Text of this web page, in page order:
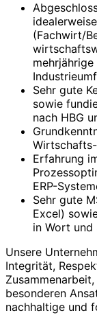
(Fachwirt/
Sehr gute
sowie
nach HBG
Erfahrung
ERP-
Sehr gute
Excel)
in Wort und
Unsere
Integrität,
besonderen
nachhaltige und